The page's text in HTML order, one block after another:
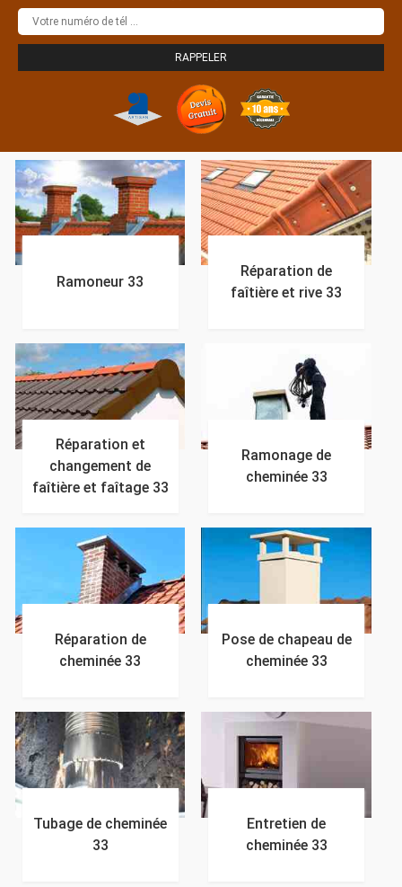
Ramoneur 33
Réparation de
faîtière et rive 33
Réparation et
changement de
faîtière et faîtage 33
Ramonage de
cheminée 33
Réparation de
cheminée 33
Pose de chapeau de
cheminée 33
Tubage de cheminée
33
Entretien de
cheminée 33